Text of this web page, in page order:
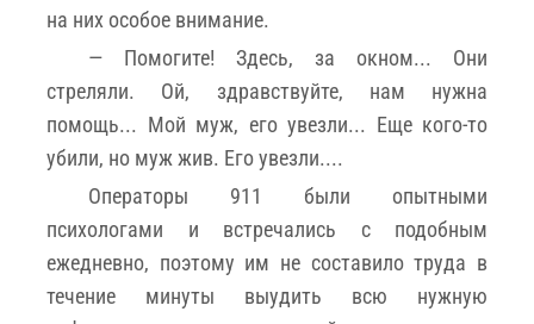
на них особое внимание.
— Помогите! Здесь, за окном... Они
стреляли. Ой, здравствуйте, нам нужна
помощь... Мой муж, его увезли... Еще кого-то
убили, но муж жив. Его увезли....
Операторы 911 были опытными
психологами и встречались с подобным
ежедневно, поэтому им не составило труда в
течение минуты выудить всю нужную